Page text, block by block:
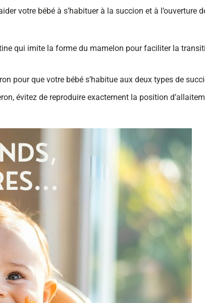
votre bébé à s’habituer à la succion et à l’ouverture
qui imite la forme du mamelon pour faciliter la
pour que votre bébé s’habitue aux deux types de
évitez de reproduire exactement la position